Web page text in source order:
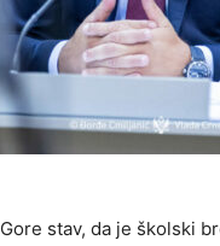
stav, da je školski